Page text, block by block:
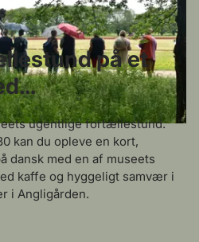
på et
ugentlige fortællestund.
kan du opleve en kort,
dansk med en af museets
kaffe og hyggeligt samvær i
i Angligården.